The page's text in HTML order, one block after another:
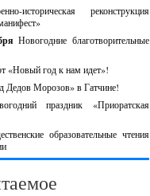
историческая реконструкция
Новогодние благотворительные
«Новый год к нам идет»!
Дедов Морозов» в Гатчине!
праздник «Приоратская
образовательные чтения